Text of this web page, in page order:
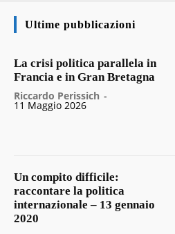
Ultime pubblicazioni
La crisi politica parallela in
Francia e in Gran Bretagna
Riccardo Perissich -
11 Maggio 2026
Un compito difficile:
raccontare la politica
internazionale – 13 gennaio
2020